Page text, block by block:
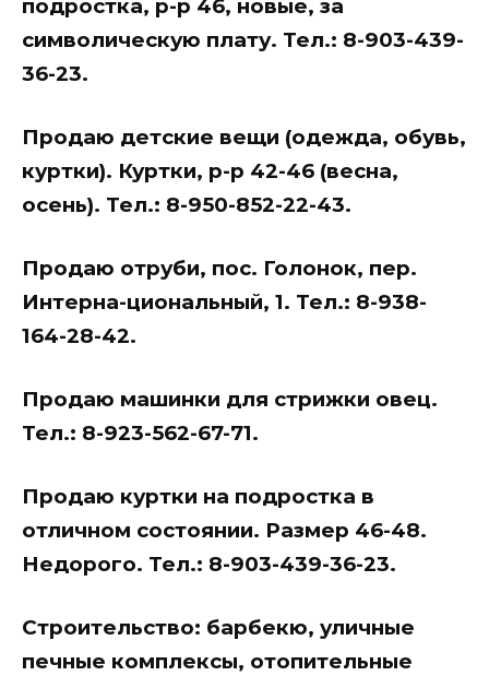
подростка, р-р 46, новые, за
символическую плату. Тел.: 8-903-439-
36-23.
Продаю детские вещи (одежда, обувь,
куртки). Куртки, р-р 42-46 (весна,
осень). Тел.: 8-950-852-22-43.
Продаю отруби, пос. Голонок, пер.
Интерна-циональный, 1. Тел.: 8-938-
164-28-42.
Продаю машинки для стрижки овец.
Тел.: 8-923-562-67-71.
Продаю куртки на подростка в
отличном состоянии. Размер 46-48.
Недорого. Тел.: 8-903-439-36-23.
Строительство: барбекю, уличные
печные комплексы, отопительные